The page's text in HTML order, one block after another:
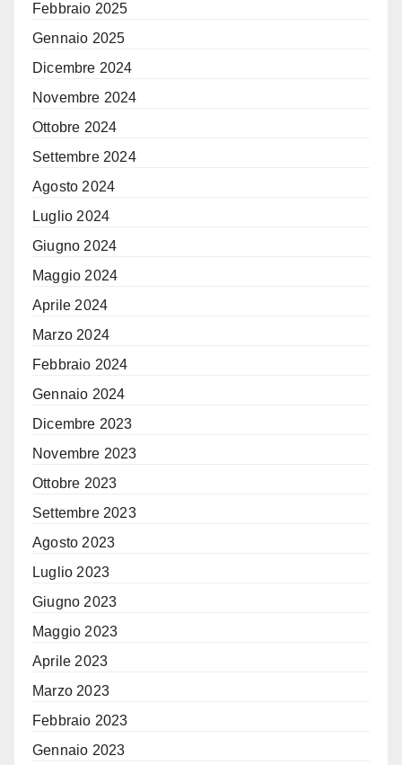
Febbraio 2025
Gennaio 2025
Dicembre 2024
Novembre 2024
Ottobre 2024
Settembre 2024
Agosto 2024
Luglio 2024
Giugno 2024
Maggio 2024
Aprile 2024
Marzo 2024
Febbraio 2024
Gennaio 2024
Dicembre 2023
Novembre 2023
Ottobre 2023
Settembre 2023
Agosto 2023
Luglio 2023
Giugno 2023
Maggio 2023
Aprile 2023
Marzo 2023
Febbraio 2023
Gennaio 2023